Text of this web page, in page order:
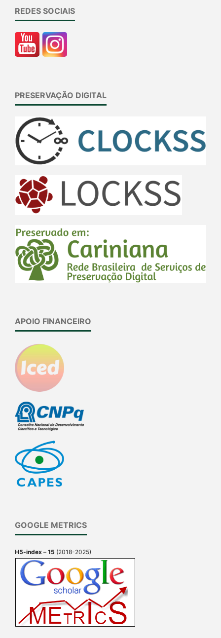
REDES SOCIAIS
PRESERVAÇÃO DIGITAL
APOIO FINANCEIRO
GOOGLE METRICS
H5-index – 15 (2018-2025)